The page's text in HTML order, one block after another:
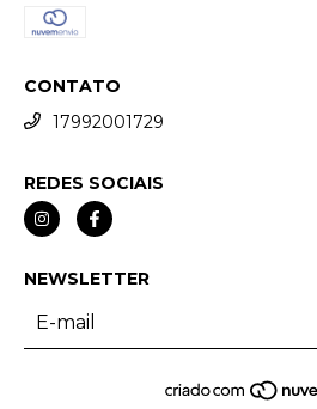
CONTATO
17992001729
REDES SOCIAIS
NEWSLETTER